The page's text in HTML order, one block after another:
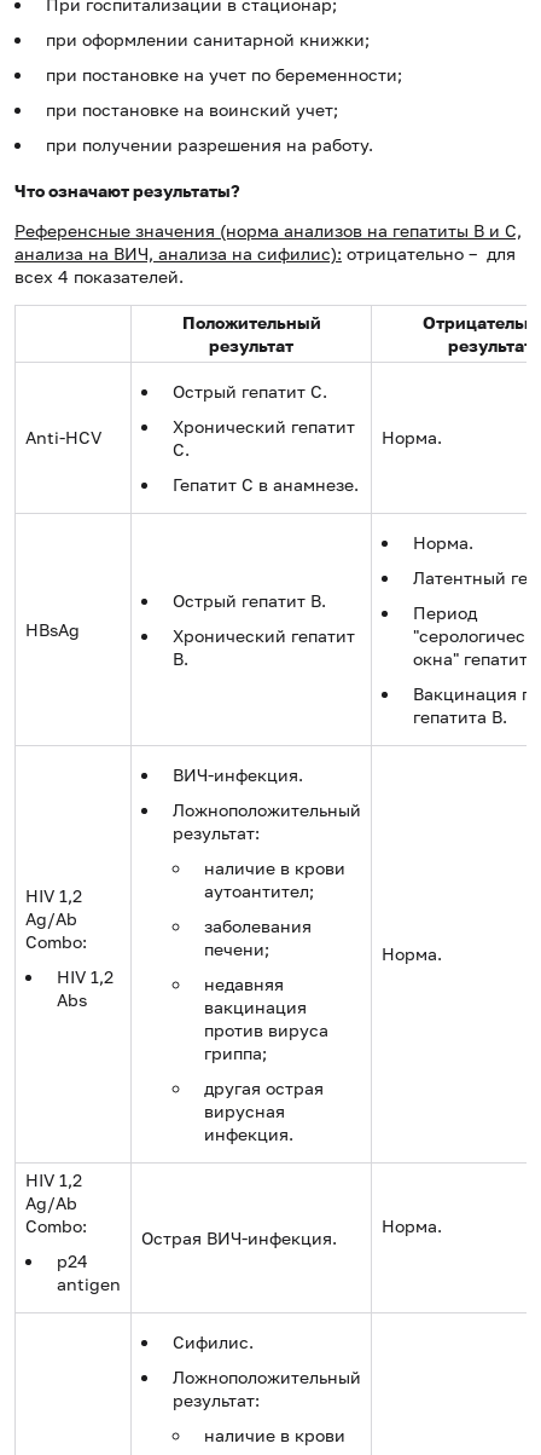
При госпитализации в стационар;
при оформлении санитарной книжки;
при постановке на учет по беременности;
при постановке на воинский учет;
при получении разрешения на работу.
Что означают результаты?
Референсные значения (норма анализов на гепатиты В и С,
анализа на ВИЧ, анализа на сифилис): отрицательно – для
всех 4 показателей.
Положительный
результат
результат
Anti-HCV
Острый гепатит C.
Хронический гепатит
C.
Гепатит C в анамнезе.
Норма.
HBsAg
Острый гепатит B.
Хронический гепатит
B.
Норма.
Латентный
Период
окна"
Вакцинация
гепатита В.
HIV 1,2
Ag/Ab
Combo:
HIV 1,2
Abs
ВИЧ-инфекция.
Ложноположительный
результат:
наличие в крови
аутоантител;
заболевания
печени;
недавняя
вакцинация
против вируса
гриппа;
другая острая
вирусная
инфекция.
Норма.
HIV 1,2
Ag/Ab
Combo:
p24
antigen
Острая ВИЧ-инфекция.
Норма.
Сифилис.
Ложноположительный
результат:
наличие в крови